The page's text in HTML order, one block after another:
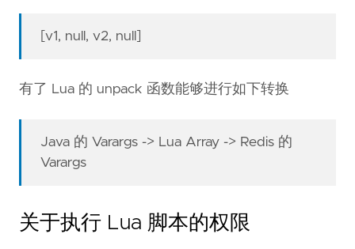
[v1, null, v2, null]
有了 Lua 的 unpack 函数能够进行如下转换
Java 的 Varargs -> Lua Array -> Redis 的
Varargs
关于执行 Lua 脚本的权限